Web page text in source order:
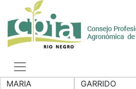
to
content
Toggle
navigation
MARIA
GARRIDO